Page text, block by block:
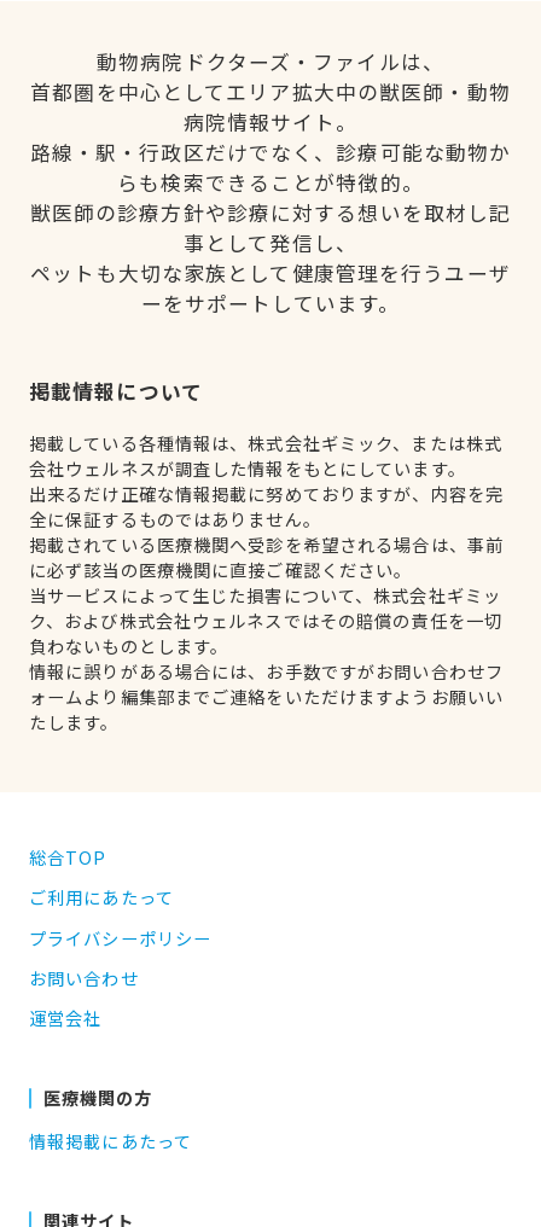
動物病院ドクターズ・ファイルは、
首都圏を中心としてエリア拡大中の獣医師・動物
病院情報サイト。
路線・駅・行政区だけでなく、診療可能な動物か
らも検索できることが特徴的。
獣医師の診療方針や診療に対する想いを取材し記
事として発信し、
ペットも大切な家族として健康管理を行うユーザ
ーをサポートしています。
掲載情報について
掲載している各種情報は、株式会社ギミック、または株式
会社ウェルネスが調査した情報をもとにしています。
出来るだけ正確な情報掲載に努めておりますが、内容を完
全に保証するものではありません。
掲載されている医療機関へ受診を希望される場合は、事前
に必ず該当の医療機関に直接ご確認ください。
当サービスによって生じた損害について、株式会社ギミッ
ク、および株式会社ウェルネスではその賠償の責任を一切
負わないものとします。
情報に誤りがある場合には、お手数ですがお問い合わせフ
ォームより編集部までご連絡をいただけますようお願いい
たします。
総合TOP
ご利用にあたって
プライバシーポリシー
お問い合わせ
運営会社
医療機関の方
情報掲載にあたって
関連サイト